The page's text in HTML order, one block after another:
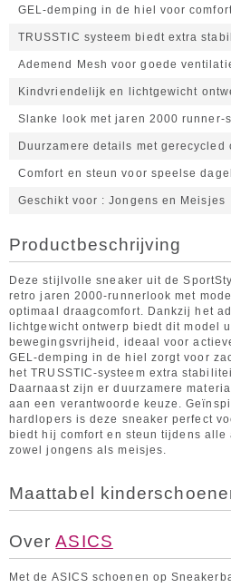
GEL-demping in de hiel voor
TRUSSTIC systeem biedt extra
Ademend Mesh voor goede
Kindvriendelijk en lichtgewicht
Slanke look met jaren 2000 runner-
Duurzamere details met gerecycled
Comfort en steun voor speelse
Geschikt voor Jongens en Meisjes
Productbeschrijving
Deze stijlvolle sneaker uit de
retro jaren 2000-runnerlook met
optimaal draagcomfort. Dankzij het
lichtgewicht ontwerp biedt dit model
bewegingsvrijheid, ideaal voor
GEL-demping in de hiel zorgt voor
het TRUSSTIC-systeem extra
Daarnaast zijn er duurzamere
aan een verantwoorde keuze.
hardlopers is deze sneaker perfect
biedt hij comfort en steun tijdens alle
zowel jongens als meisjes.
Maattabel
OverASICS
Met de ASICS schoenen op